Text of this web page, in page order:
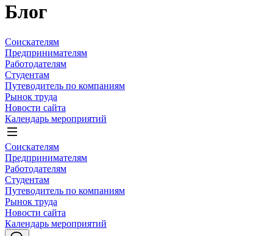
Блог
Соискателям
Предпринимателям
Работодателям
Студентам
Путеводитель по компаниям
Рынок труда
Новости сайта
Календарь мероприятий
Соискателям
Предпринимателям
Работодателям
Студентам
Путеводитель по компаниям
Рынок труда
Новости сайта
Календарь мероприятий